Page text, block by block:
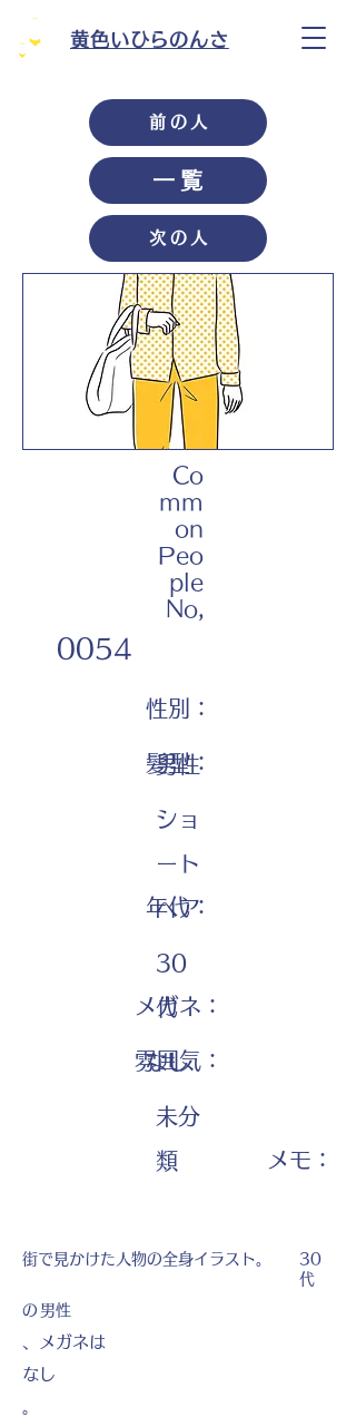
黄色いひらのんさ
前の人
一覧
次の人
Co
mm
on
Peo
ple
No,
0054
性別：
男性
髪型：
ショ
ート
ヘア
年代：
30
代
メガネ：
なし
雰囲気：
未分
類
​メモ：
街で見かけた人物の全身イラスト。
30
代
の 男性
、メガネは
なし
。